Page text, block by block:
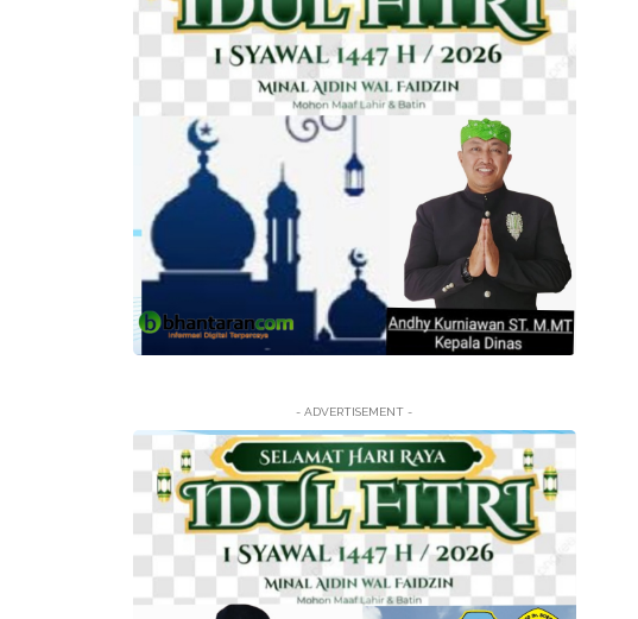
- ADVERTISEMENT -